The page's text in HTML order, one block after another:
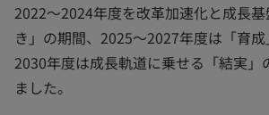
2022～2024年度を改革加速化と成長
き」の期間、2025～2027年度は「育
2030年度は成長軌道に乗せる「結実」
ました。